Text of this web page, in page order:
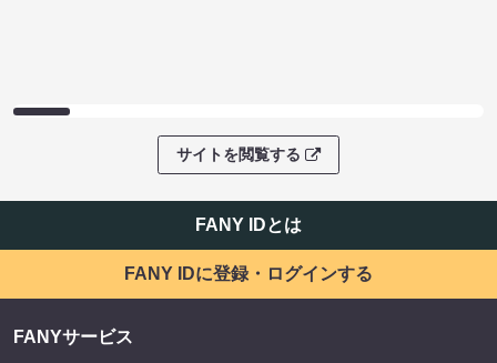
サイトを閲覧する
FANY IDとは
FANY IDに登録・ログインする
FANYサービス